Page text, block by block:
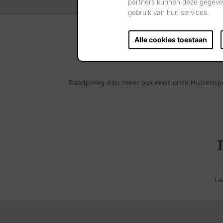
partners kunnen deze
gebruik van hun services.
Alle cookies toestaan
Raadpleeg dan zeker ook eens onze